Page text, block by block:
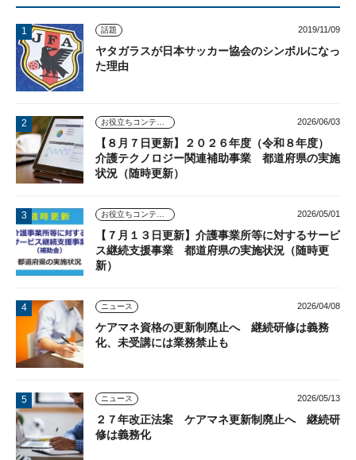
話題 2019/11/09
ヤタガラスが日本サッカー協会のシンボルになっ
た理由
2026/06/03
【８月７日更新】２０２６年度（令和８年度）
介護テクノロジー関連補助事業 都道府県の実施
状況（随時更新）
2026/05/01
【７月１３日更新】介護事業所等に対するサービ
ス継続支援事業 都道府県の実施状況（随時更
新）
ニュース 2026/04/08
ケアマネ資格の更新制廃止へ 継続研修は義務
化、未受講には業務禁止も
ニュース 2026/05/13
２７年改正法案 ケアマネ更新制廃止へ 継続研
修は義務化